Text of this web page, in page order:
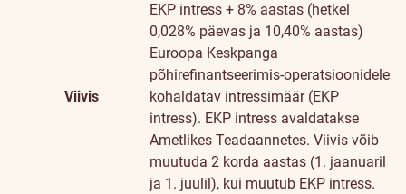
Viivis
EKP intress + 8% aastas (hetkel
0,028% päevas ja 10,40% aastas)
Euroopa Keskpanga
põhirefinantseerimis-operatsioonidele
kohaldatav intressimäär (EKP
intress). EKP intress avaldatakse
Ametlikes Teadaannetes. Viivis võib
muutuda 2 korda aastas (1. jaanuaril
ja 1. juulil), kui muutub EKP intress.